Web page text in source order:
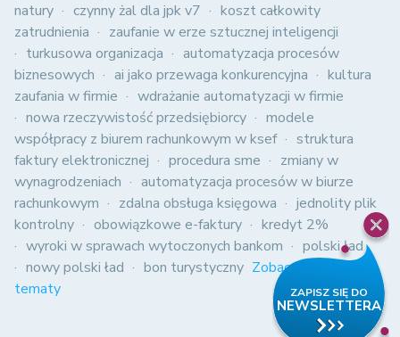
natury
czynny żal dla jpk v7
koszt całkowity
zatrudnienia
zaufanie w erze sztucznej inteligencji
turkusowa organizacja
automatyzacja procesów
biznesowych
ai jako przewaga konkurencyjna
kultura
zaufania w firmie
wdrażanie automatyzacji w firmie
nowa rzeczywistość przedsiębiorcy
modele
współpracy z biurem rachunkowym w ksef
struktura
faktury elektronicznej
procedura sme
zmiany w
wynagrodzeniach
automatyzacja procesów w biurze
rachunkowym
zdalna obsługa księgowa
jednolity plik
kontrolny
obowiązkowe e-faktury
kredyt 2%
wyroki w sprawach wytoczonych bankom
polski ład
nowy polski ład
bon turystyczny Zobacz wszystkie
tematy